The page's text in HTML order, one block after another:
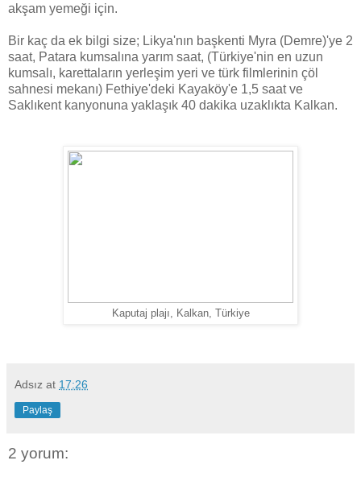
akşam yemeği için.
Bir kaç da ek bilgi size; Likya'nın başkenti Myra (Demre)'ye 2
saat, Patara kumsalına yarım saat, (Türkiye'nin en uzun
kumsalı, karettaların yerleşim yeri ve türk filmlerinin çöl
sahnesi mekanı) Fethiye'deki Kayaköy'e 1,5 saat ve
Saklıkent kanyonuna yaklaşık 40 dakika uzaklıkta Kalkan.
Kaputaj plajı, Kalkan, Türkiye
Adsız at 17:26
Paylaş
2 yorum: